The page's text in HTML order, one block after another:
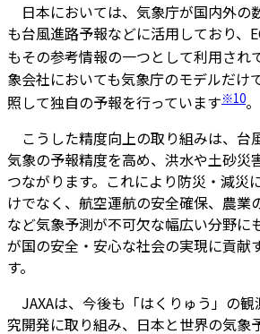
日本においては、気象庁が国内外の
も台風進路予報などに活用しており、
もその参考情報の一つとして利用され
象会社においても気象庁のモデルだけ
照して独自の予報を行っています※10。
こうした精度向上の取り組みは、台
気象の予報精度を高め、洪水や土砂災
つながります。これにより防災・減災
けでなく、航空運航の安全確保、農業
など気象予測が不可欠な幅広い分野に
が国の安全・安心な社会の実現に貢献
す。
JAXAは、今後も「はくりゅう」の
究開発に取り組み、日本と世界の気象